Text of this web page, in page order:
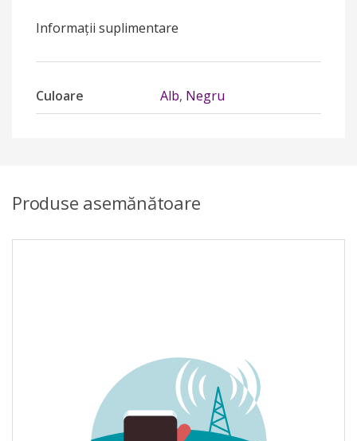
Informații suplimentare
Culoare Alb, Negru
Produse asemănătoare